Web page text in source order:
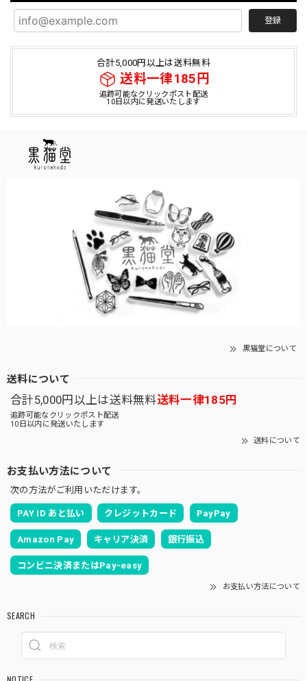
登録
合計5,000円以上は送料無料
送料一律185円
追跡可能なクリックポスト配送
10日以内に発送いたします
黒猫堂について
送料について
合計5,000円以上は送料無料送料一律185円
追跡可能なクリックポスト配送
10日以内に発送いたします
送料について
お支払い方法について
次の方法がご利用いただけます。
PAY ID あと払い クレジットカード PayPay
Amazon Pay キャリア決済 銀行振込
コンビニ決済またはPay-easy
お支払い方法について
SEARCH